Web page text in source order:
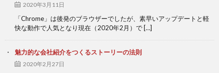
2020年3月11日
「Chrome」は後発のブラウザーでしたが、素早いアップデートと軽
快な動作で人気となり現在（2020年2月）で […]
魅力的な会社紹介をつくるストーリーの法則
2020年2月27日